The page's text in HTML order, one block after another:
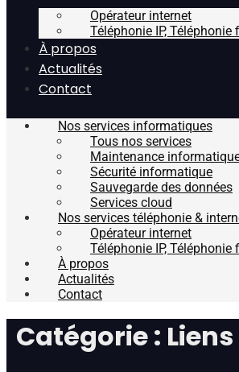
Opérateur internet
Téléphonie IP, Téléphonie
À propos
Actualités
Contact
Nos services informatiques
Tous nos services
Maintenance
Sécurité informatique
Sauvegarde des données
Services cloud
Nos services téléphonie &
Opérateur internet
Téléphonie IP, Téléphonie
À propos
Actualités
Contact
Catégorie :